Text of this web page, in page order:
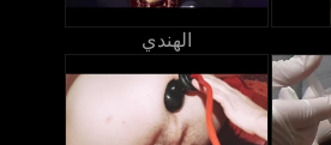
الهندي